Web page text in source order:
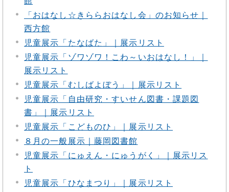
「おはなし☆きららおはなし会」のお知らせ｜
西方館
児童展示「たなばた」｜展示リスト
児童展示「ゾワゾワ！こわ～いおはなし！」｜
展示リスト
児童展示「むしばよぼう」｜展示リスト
児童展示「自由研究・すいせん図書・課題図
書」｜展示リスト
児童展示「こどものひ」｜展示リスト
８月の一般展示｜藤岡図書館
児童展示「にゅえん・にゅうがく」｜展示リス
ト
児童展示「ひなまつり」｜展示リスト